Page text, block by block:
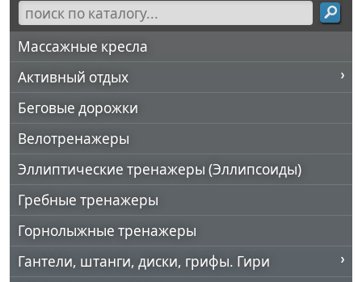
Массажные кресла
Активный отдых
Беговые дорожки
Велотренажеры
Эллиптические тренажеры (Эллипсоиды)
Гребные тренажеры
Горнолыжные тренажеры
Гантели, штанги, диски, грифы. Гири